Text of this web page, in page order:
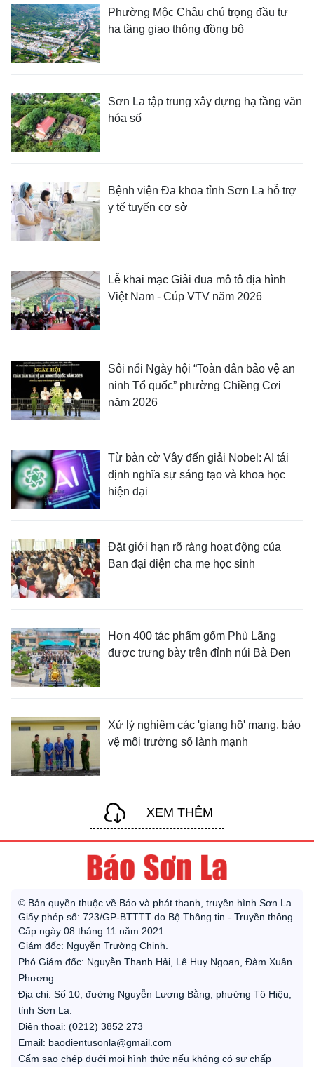
Phường Mộc Châu chú trọng đầu tư
hạ tầng giao thông đồng bộ
Sơn La tập trung xây dựng hạ tầng văn
hóa số
Bệnh viện Đa khoa tỉnh Sơn La hỗ trợ
y tế tuyến cơ sở
Lễ khai mạc Giải đua mô tô địa hình
Việt Nam - Cúp VTV năm 2026
Sôi nổi Ngày hội “Toàn dân bảo vệ an
ninh Tổ quốc” phường Chiềng Cơi
năm 2026
Từ bàn cờ Vây đến giải Nobel: AI tái
định nghĩa sự sáng tạo và khoa học
hiện đại
Đặt giới hạn rõ ràng hoạt động của
Ban đại diện cha mẹ học sinh
Hơn 400 tác phẩm gốm Phù Lãng
được trưng bày trên đỉnh núi Bà Đen
Xử lý nghiêm các 'giang hồ' mạng, bảo
vệ môi trường số lành mạnh
XEM THÊM
© Bản quyền thuộc về Báo và phát thanh, truyền hình Sơn La
Giấy phép số: 723/GP-BTTTT do Bộ Thông tin - Truyền thông.
Cấp ngày 08 tháng 11 năm 2021.
Giám đốc: Nguyễn Trường Chinh.
Phó Giám đốc: Nguyễn Thanh Hải, Lê Huy Ngoan, Đàm Xuân
Phương
Địa chỉ: Số 10, đường Nguyễn Lương Bằng, phường Tô Hiệu,
tỉnh Sơn La.
Điện thoại: (0212) 3852 273
Email: baodientusonla@gmail.com
Cấm sao chép dưới mọi hình thức nếu không có sự chấp